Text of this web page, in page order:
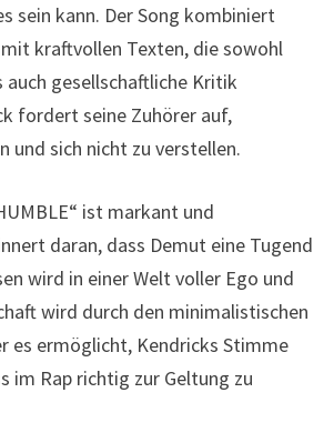
sein kann. Der Song kombiniert
kraftvollen Texten, die sowohl
gesellschaftliche Kritik
fordert seine Zuhörer auf,
und sich nicht zu verstellen.
ist markant und
daran, dass Demut eine Tugend
wird in einer Welt voller Ego und
wird durch den minimalistischen
es ermöglicht, Kendricks Stimme
im Rap richtig zur Geltung zu